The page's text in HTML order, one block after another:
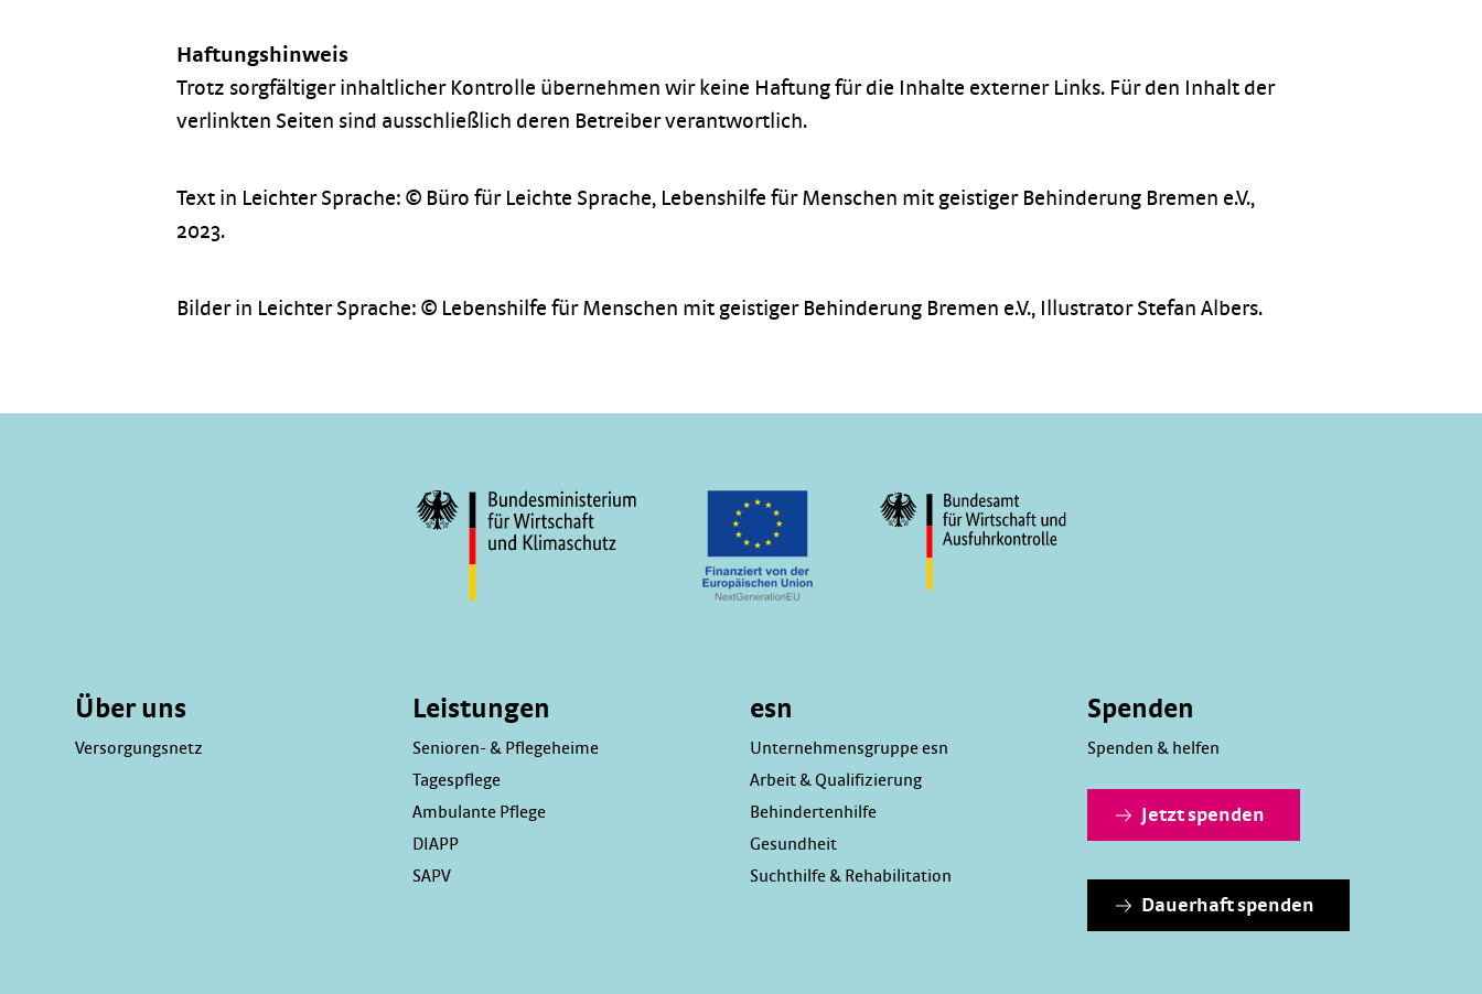
Haftungshinweis
Trotz sorgfältiger inhaltlicher Kontrolle übernehmen wir keine Haftung für die Inhalte externer Links. Für den Inhalt der
verlinkten Seiten sind ausschließlich deren Betreiber verantwortlich.
Text in Leichter Sprache: © Büro für Leichte Sprache, Lebenshilfe für Menschen mit geistiger Behinderung Bremen e.V.,
2023.
Bilder in Leichter Sprache: © Lebenshilfe für Menschen mit geistiger Behinderung Bremen e.V., Illustrator Stefan Albers.
Über uns
Versorgungsnetz
Leistungen
Senioren- & Pflegeheime
Tagespflege
Ambulante Pflege
DIAPP
SAPV
esn
Unternehmensgruppe esn
Arbeit & Qualifizierung
Behindertenhilfe
Gesundheit
Suchthilfe & Rehabilitation
Spenden
Spenden & helfen
Jetzt spenden
Dauerhaft spenden